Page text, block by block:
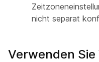
nicht separat
Verwenden Sie